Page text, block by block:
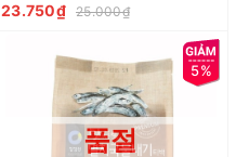
23.750₫ 25.000₫
5%
품절